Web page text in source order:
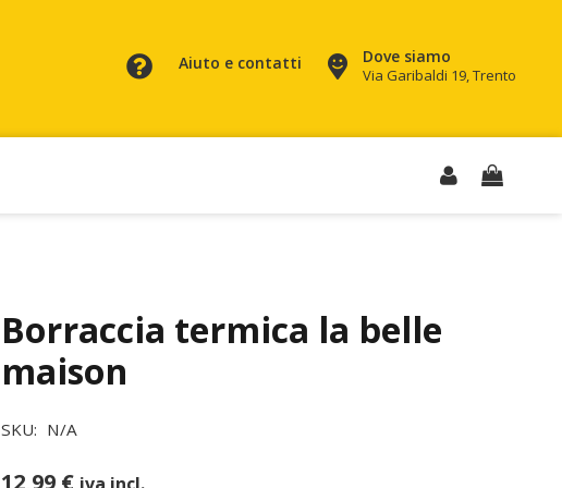
Aiuto e contatti Dove siamo
Via Garibaldi 19, Trento
Borraccia termica la belle
maison
SKU: N/A
12,99 €